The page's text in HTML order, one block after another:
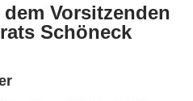
Vorsitzenden
Schöneck